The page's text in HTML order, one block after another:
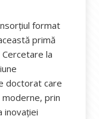
format
primă
la
doctorat care
prin
inovației